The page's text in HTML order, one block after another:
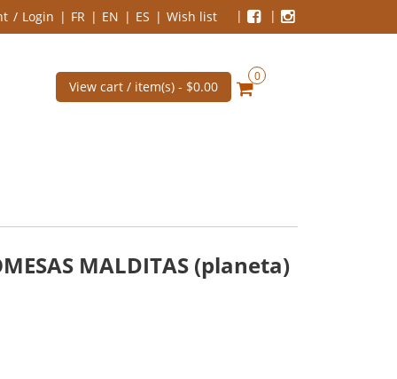
Login FR EN ES Wish list
View cart / item(s) - $0.00
0
MALDITAS (planeta)